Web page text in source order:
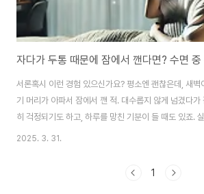
자다가 두통 때문에 잠에서 깬다면? 수면
서론혹시 이런 경험 있으신가요? 평소엔 괜찮은데, 새벽
기 머리가 아파서 잠에서 깬 적. 대수롭지 않게 넘겼다가
히 걱정되기도 하고, 하루를 망친 기분이 들 때도 있죠.
면 중 두통을 겪지만, 그 원인을 제대로 알지 못한 채 참
보고, 어떻게 예방하고 관리할 수 있는지 실질적인 정보
2025. 3. 31.
1